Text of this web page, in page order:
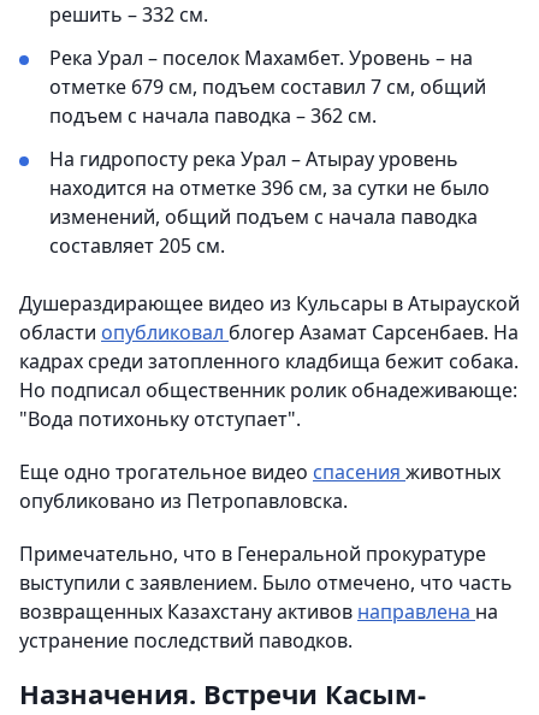
решить – 332 см.
Река Урал – поселок Махамбет. Уровень – на
отметке 679 см, подъем составил 7 см, общий
подъем с начала паводка – 362 см.
На гидропосту река Урал – Атырау уровень
находится на отметке 396 см, за сутки не было
изменений, общий подъем с начала паводка
составляет 205 см.
Душераздирающее видео из Кульсары в Атырауской
области опубликовал блогер Азамат Сарсенбаев. На
кадрах среди затопленного кладбища бежит собака.
Но подписал общественник ролик обнадеживающе:
"Вода потихоньку отступает".
Еще одно трогательное видео спасения животных
опубликовано из Петропавловска.
Примечательно, что в Генеральной прокуратуре
выступили с заявлением. Было отмечено, что часть
возвращенных Казахстану активов направлена на
устранение последствий паводков.
Назначения. Встречи Касым-